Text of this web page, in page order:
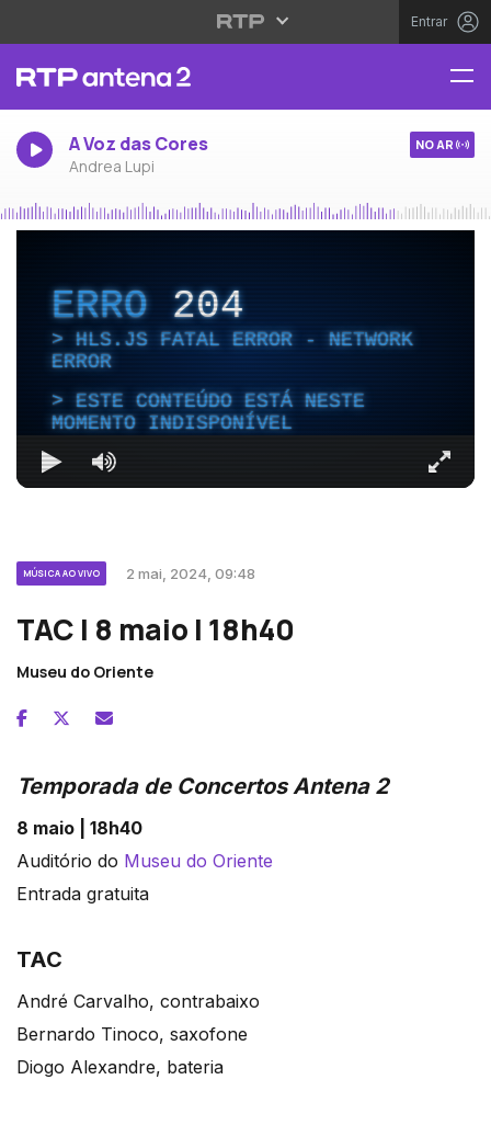
Entrar
A Voz das Cores
Andrea Lupi
NO AR
ERRO204
HLS.JS FATAL ERROR - NETWORK
ERROR
ESTE CONTEÚDO ESTÁ NESTE
MOMENTO INDISPONÍVEL
MÚSICA AO VIVO 2 mai, 2024, 09:48
TAC | 8 maio | 18h40
Museu do Oriente
Temporada de Concertos Antena 2
8 maio | 18h40
Auditório do Museu do Oriente
Entrada gratuita
TAC
André Carvalho, contrabaixo
Bernardo Tinoco, saxofone
Diogo Alexandre, bateria